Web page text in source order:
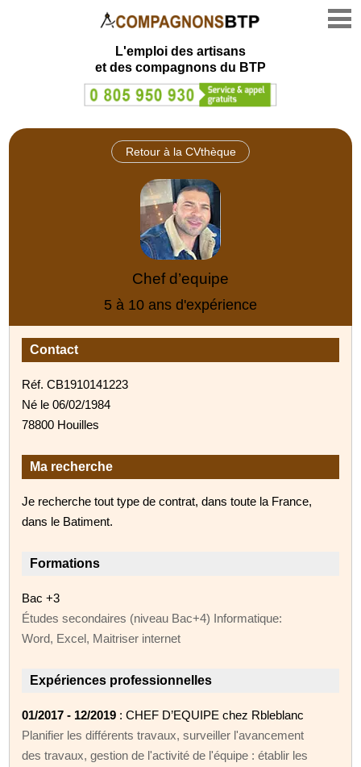
L'emploi des artisans
et des compagnons du BTP
Retour à la CVthèque
Chef d’equipe
5 à 10 ans d'expérience
Contact
Réf. CB1910141223
Né le 06/02/1984
78800 Houilles
Ma recherche
Je recherche tout type de contrat, dans toute la France,
dans le Batiment.
Formations
Bac +3
Études secondaires (niveau Bac+4) Informatique:
Word, Excel, Maitriser internet
Expériences professionnelles
01/2017 - 12/2019 : CHEF D’EQUIPE chez Rbleblanc
Planifier les différents travaux, surveiller l'avancement
des travaux, gestion de l'activité de l'équipe : établir les